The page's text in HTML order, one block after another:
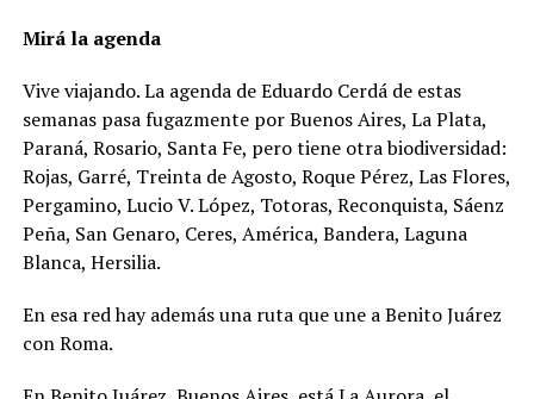
Mirá la agenda
Vive viajando. La agenda de Eduardo Cerdá de estas
semanas pasa fugazmente por Buenos Aires, La Plata,
Paraná, Rosario, Santa Fe, pero tiene otra biodiversidad:
Rojas, Garré, Treinta de Agosto, Roque Pérez, Las Flores,
Pergamino, Lucio V. López, Totoras, Reconquista, Sáenz
Peña, San Genaro, Ceres, América, Bandera, Laguna
Blanca, Hersilia.
En esa red hay además una ruta que une a Benito Juárez
con Roma.